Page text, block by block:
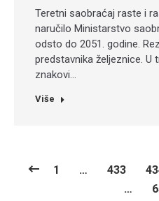
Teretni saobraćaj raste i
naručilo Ministarstvo
odsto do 2051. godine.
predstavnika željeznice. U
znakovi…
Više
1 … 433
…